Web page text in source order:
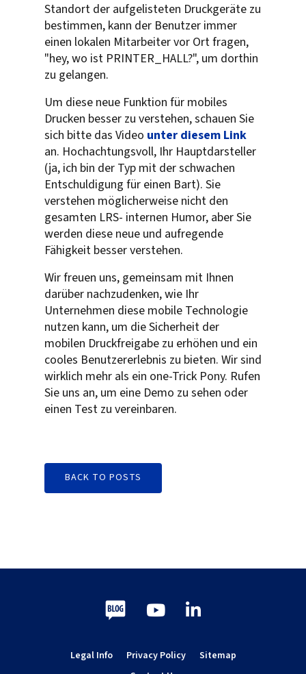
Standort der aufgelisteten Druckgeräte zu
bestimmen, kann der Benutzer immer
einen lokalen Mitarbeiter vor Ort fragen,
"hey, wo ist PRINTER_HALL?", um dorthin
zu gelangen.
Um diese neue Funktion für mobiles
Drucken besser zu verstehen, schauen Sie
sich bitte das Video unter diesem Link
an. Hochachtungsvoll, Ihr Hauptdarsteller
(ja, ich bin der Typ mit der schwachen
Entschuldigung für einen Bart). Sie
verstehen möglicherweise nicht den
gesamten LRS- internen Humor, aber Sie
werden diese neue und aufregende
Fähigkeit besser verstehen.
Wir freuen uns, gemeinsam mit Ihnen
darüber nachzudenken, wie Ihr
Unternehmen diese mobile Technologie
nutzen kann, um die Sicherheit der
mobilen Druckfreigabe zu erhöhen und ein
cooles Benutzererlebnis zu bieten. Wir sind
wirklich mehr als ein one-Trick Pony. Rufen
Sie uns an, um eine Demo zu sehen oder
einen Test zu vereinbaren.
BACK TO POSTS
Blog Youtube
LinkedIn
Legal Info Privacy Policy
Sitemap